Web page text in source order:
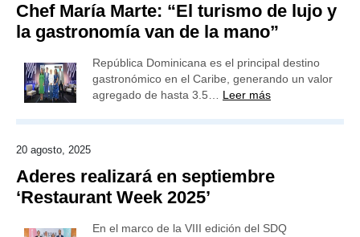
Chef María Marte: “El turismo de lujo y
la gastronomía van de la mano”
República Dominicana es el principal destino
gastronómico en el Caribe, generando un valor
agregado de hasta 3.5… Leer más
20 agosto, 2025
Aderes realizará en septiembre
‘Restaurant Week 2025’
En el marco de la VIII edición del SDQ